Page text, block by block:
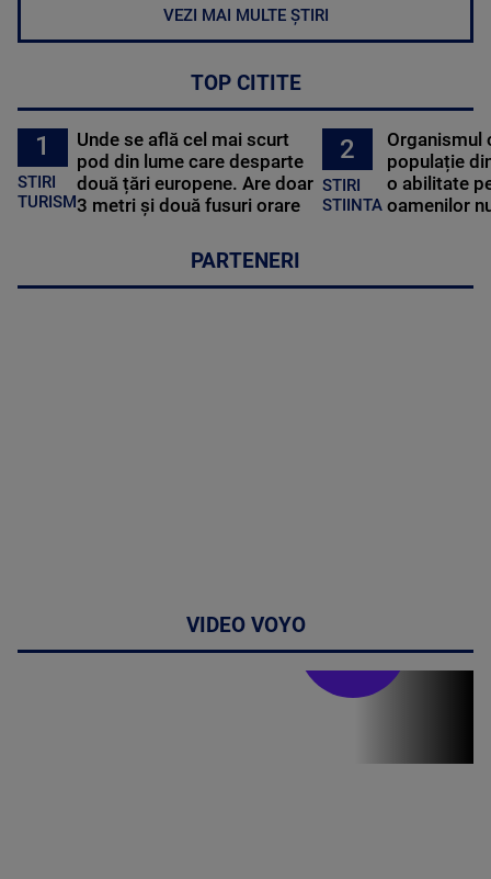
VEZI MAI MULTE ȘTIRI
TOP CITITE
1
STIRI
TURISM
Unde se află cel mai scurt
pod din lume care desparte
două țări europene. Are doar
3 metri și două fusuri orare
2
STIRI
STIINTA
Organismul
populație
o abilitate
oamenilor
PARTENERI
VIDEO VOYO